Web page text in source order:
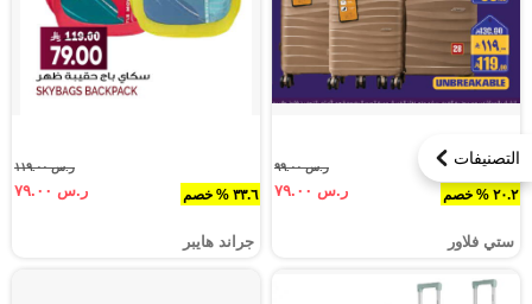
التصنيفات
٢٠.٢ % خصم
ر.س ٩٩.٠٠
ر.س ٧٩.٠٠
ستي فلاور
٣٣.٦ % خصم
ر.س ١١٩.٠٠
ر.س ٧٩.٠٠
جراند هايبر